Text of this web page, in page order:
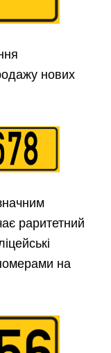
нових
раритетний
на